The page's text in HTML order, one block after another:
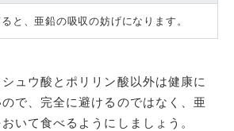
と、亜鉛の吸収の妨げになります。
ュウ酸とポリリン酸以外は健康に
で、完全に避けるのではなく、亜
いて食べるようにしましょう。